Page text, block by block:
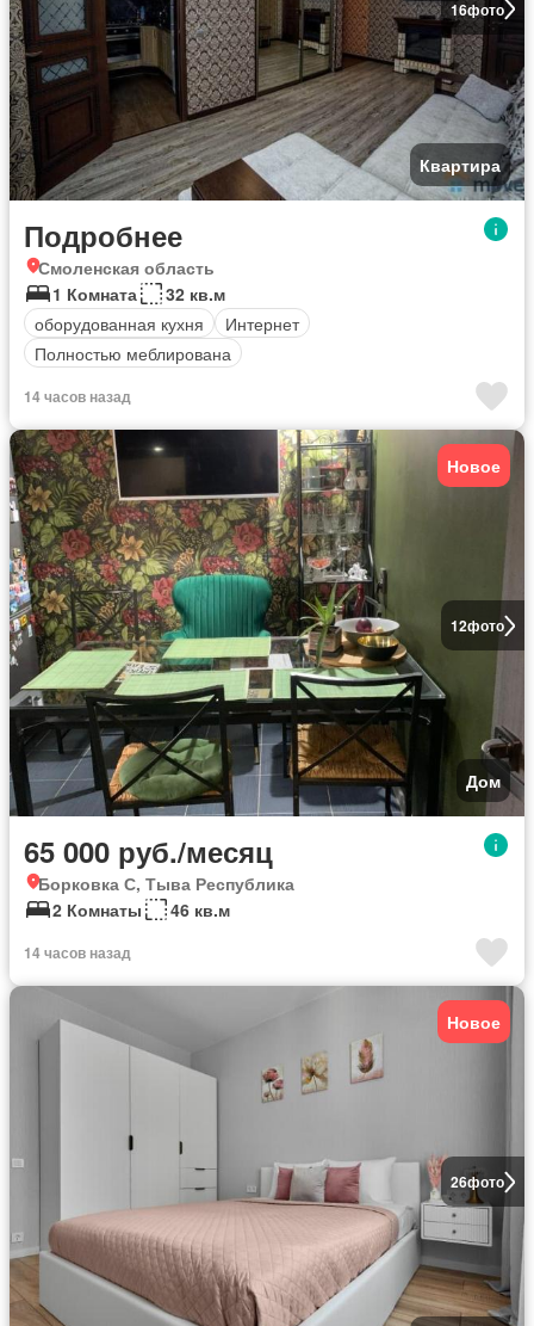
16фото
Квартира
Подробнее
Смоленская область
1 Комната
32 кв.м
оборудованная кухня
Интернет
Полностью меблирована
14 часов назад
12фото
Новое
Дом
65 000 руб./месяц
Борковка С, Тыва Республика
2 Комнаты
46 кв.м
14 часов назад
26фото
Новое